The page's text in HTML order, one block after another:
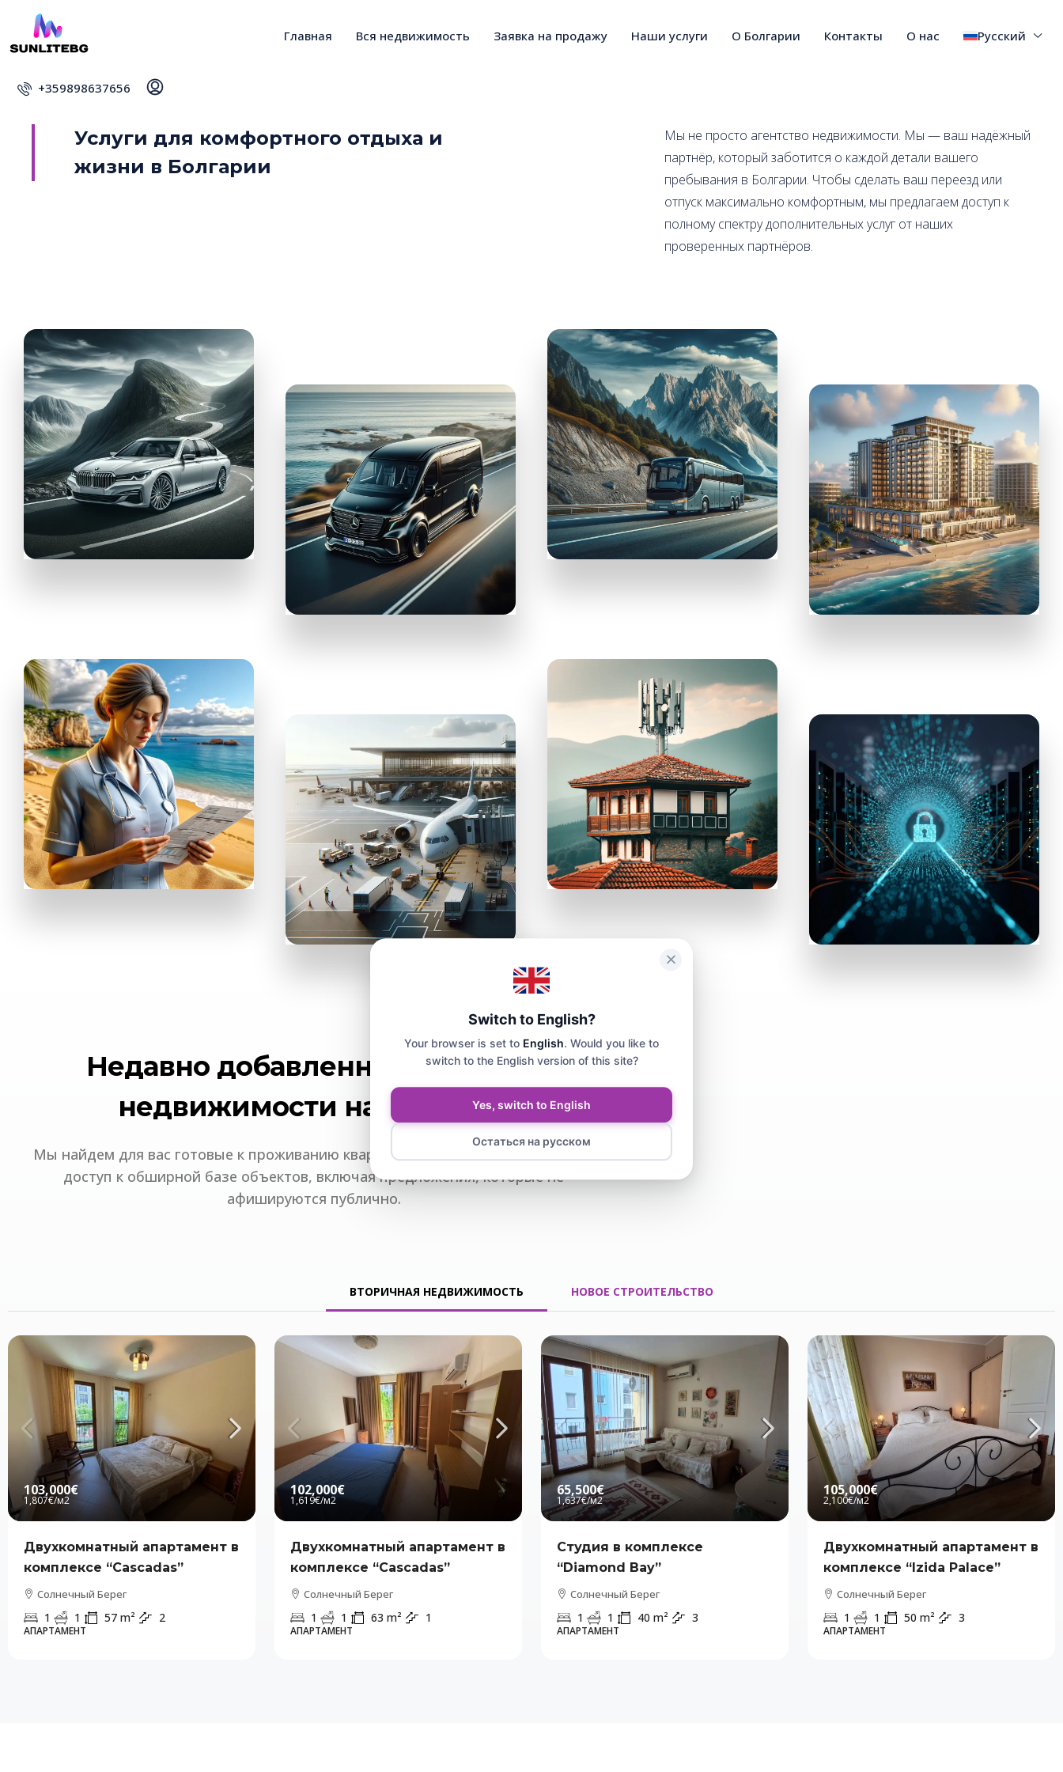
Главная Вся недвижимость Заявка на продажу Наши услуги О Болгарии Контакты О нас Русский
+359898637656
Услуги для комфортного отдыха и
жизни в Болгарии
Мы не просто агентство недвижимости. Мы — ваш надёжный
партнёр, который заботится о каждой детали вашего
пребывания в Болгарии. Чтобы сделать ваш переезд или
отпуск максимально комфортным, мы предлагаем доступ к
полному спектру дополнительных услуг от наших
проверенных партнёров.
АРЕНДОВАТЬ АВТОМОБИЛЬ
ЗАКАЗАТЬ ТРАНСФЕР
КУПИТЬ БИЛЕТЫ
ЗАБРОНИРОВАТЬ ОТЕЛЬ
НАЙТИ АВИАБИЛЕТ
ОФОРМИТЬ ESIM-КАРТУ
Недавно добавленные объекты
недвижимости на продажу
Мы найдем для вас готовые к проживанию квартиры, дома и виллы. У нас есть
доступ к обширной базе объектов, включая предложения, которые не
афишируются публично.
ВТОРИЧНАЯ НЕДВИЖИМОСТЬ НОВОЕ СТРОИТЕЛЬСТВО
103,000€
1,807€/м2
Двухкомнатный апартамент в
комплексе “Cascadas”
Солнечный Берег
1 1 57 m² 2
АПАРТАМЕНТ
102,000€
1,619€/м2
Двухкомнатный апартамент в
комплексе “Cascadas”
Солнечный Берег
1 1 63 m² 1
АПАРТАМЕНТ
65,500€
1,637€/м2
Студия в комплексе
“Diamond Bay”
Солнечный Берег
1 1 40 m² 3
АПАРТАМЕНТ
105,000€
2,100€/м2
Двухкомнатный апартамент в
комплексе “Izida Palace”
Солнечный Берег
1 1 50 m² 3
АПАРТАМЕНТ
Switch to English?
Your browser is set to English. Would you like to
switch to the English version of this site?
Yes, switch to English
Остаться на русском